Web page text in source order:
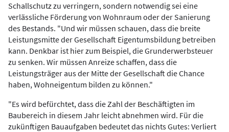
Schallschutz zu verringern, sondern notwendig sei eine
verlässliche Förderung von Wohnraum oder der Sanierung
des Bestands. "Und wir müssen schauen, dass die breite
Leistungsmitte der Gesellschaft Eigentumsbildung betreiben
kann. Denkbar ist hier zum Beispiel, die Grunderwerbsteuer
zu senken. Wir müssen Anreize schaffen, dass die
Leistungsträger aus der Mitte der Gesellschaft die Chance
haben, Wohneigentum bilden zu können."
"Es wird befürchtet, dass die Zahl der Beschäftigten im
Baubereich in diesem Jahr leicht abnehmen wird. Für die
zukünftigen Bauaufgaben bedeutet das nichts Gutes: Verliert